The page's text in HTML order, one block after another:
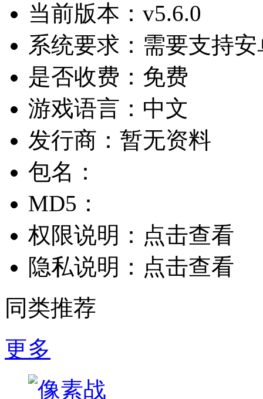
当前版本： v5.6.0
系统要求： 需要支持
是否收费： 免费
游戏语言： 中文
发行商： 暂无资料
包名：
MD5：
权限说明： 点击查看
隐私说明： 点击查看
同类推荐
更多